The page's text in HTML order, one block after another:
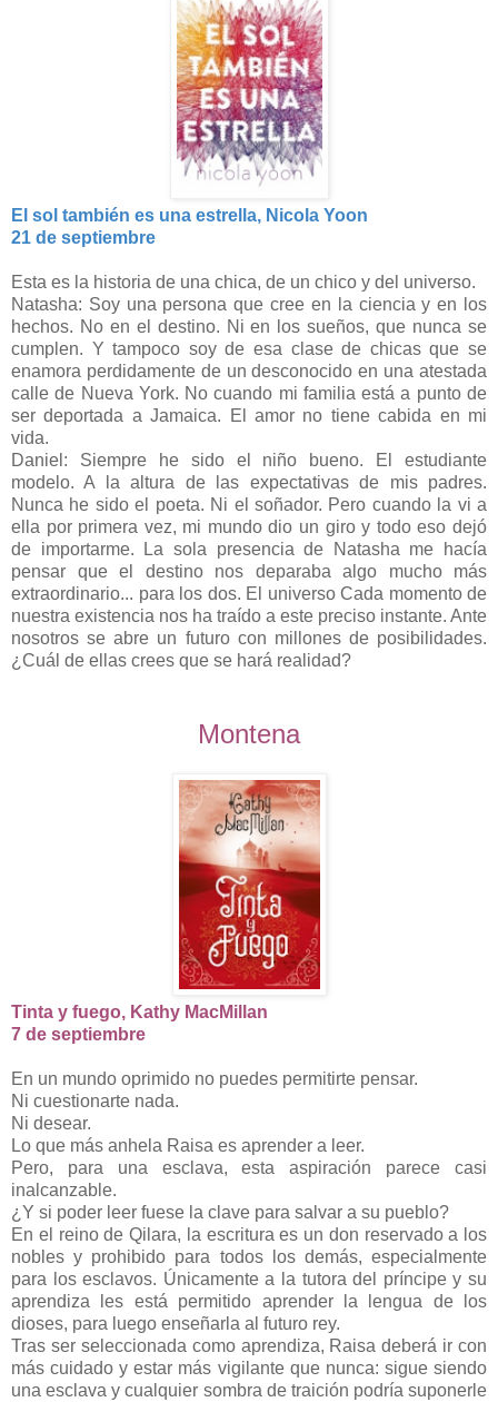
El sol también es una estrella, Nicola Yoon
21 de septiembre
Esta es la historia de una chica, de un chico y del universo.
Natasha: Soy una persona que cree en la ciencia y en los
hechos. No en el destino. Ni en los sueños, que nunca se
cumplen. Y tampoco soy de esa clase de chicas que se
enamora perdidamente de un desconocido en una atestada
calle de Nueva York. No cuando mi familia está a punto de
ser deportada a Jamaica. El amor no tiene cabida en mi
vida.
Daniel: Siempre he sido el niño bueno. El estudiante
modelo. A la altura de las expectativas de mis padres.
Nunca he sido el poeta. Ni el soñador. Pero cuando la vi a
ella por primera vez, mi mundo dio un giro y todo eso dejó
de importarme. La sola presencia de Natasha me hacía
pensar que el destino nos deparaba algo mucho más
extraordinario... para los dos. El universo Cada momento de
nuestra existencia nos ha traído a este preciso instante. Ante
nosotros se abre un futuro con millones de posibilidades.
¿Cuál de ellas crees que se hará realidad?
Montena
Tinta y fuego, Kathy MacMillan
7 de septiembre
En un mundo oprimido no puedes permitirte pensar.
Ni cuestionarte nada.
Ni desear.
Lo que más anhela Raisa es aprender a leer.
Pero, para una esclava, esta aspiración parece casi
inalcanzable.
¿Y si poder leer fuese la clave para salvar a su pueblo?
En el reino de Qilara, la escritura es un don reservado a los
nobles y prohibido para todos los demás, especialmente
para los esclavos. Únicamente a la tutora del príncipe y su
aprendiza les está permitido aprender la lengua de los
dioses, para luego enseñarla al futuro rey.
Tras ser seleccionada como aprendiza, Raisa deberá ir con
más cuidado y estar más vigilante que nunca: sigue siendo
una esclava y cualquier sombra de traición podría suponerle